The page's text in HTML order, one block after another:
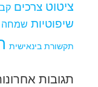
ציטוט צרכים
שיפוטיות שמחה
תקשורת בינאישית
תגובות